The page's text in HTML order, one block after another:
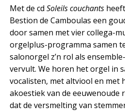
Met de cd Soleils couchants
Bestion de Camboulas een
door samen met vier collega-
orgelplus-programma samen
salonorgel z’n rol als
vervult. We horen het orgel in
vocalisten, met altviool en met
akoestiek van de
dat de versmelting van